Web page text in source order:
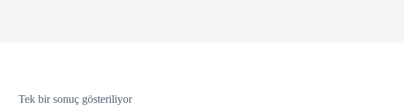
Tek bir sonuç gösteriliyor